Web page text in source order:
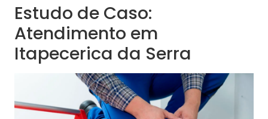
Estudo de Caso:
Atendimento em
Itapecerica da Serra